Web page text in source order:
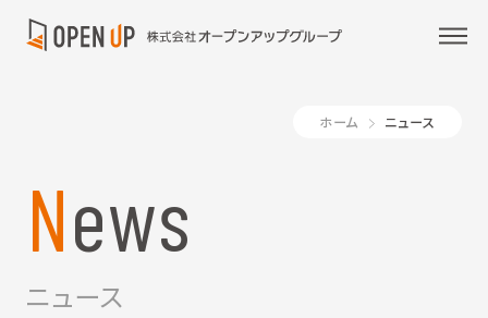
ホーム ニュース
News
ニュース